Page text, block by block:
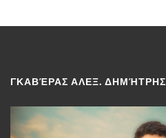
ΓΚΑΒΈΡΑΣ ΑΛΕΞ. ΔΗΜΉΤΡΗΣ